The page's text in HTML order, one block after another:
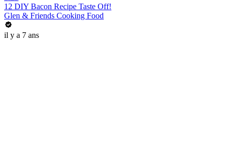
12 DIY Bacon Recipe Taste Off!
Glen & Friends Cooking Food
il y a 7 ans